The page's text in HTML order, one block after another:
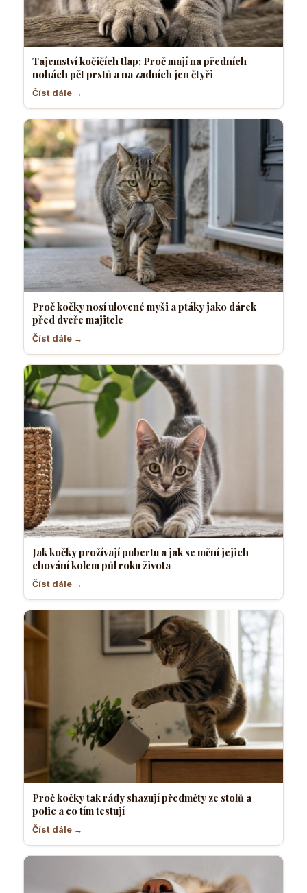
Tajemství kočičích tlap: Proč mají na předních
nohách pět prstů a na zadních jen čtyři
Číst dále →
Proč kočky nosí ulovené myši a ptáky jako dárek
před dveře majitele
Číst dále →
Jak kočky prožívají pubertu a jak se mění jejich
chování kolem půl roku života
Číst dále →
Proč kočky tak rády shazují předměty ze stolů a
polic a co tím testují
Číst dále →